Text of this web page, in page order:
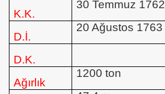
K.K.
30 Temmuz 1762
D.İ.
20 Ağustos 1763
D.K.
Ağırlık
1200 ton